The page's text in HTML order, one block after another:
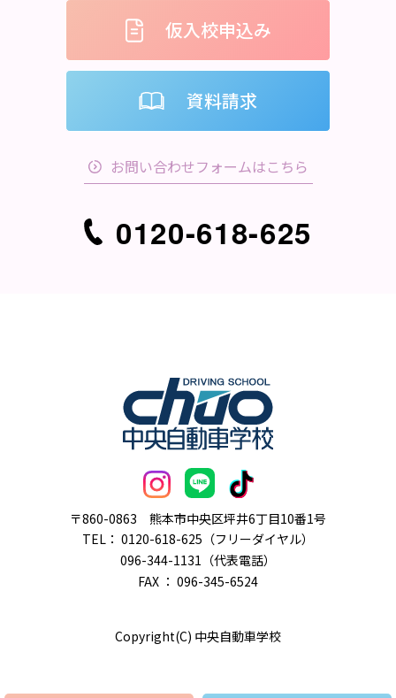
仮入校申込み
資料請求
お問い合わせフォームはこちら
0120-618-625
〒860-0863 熊本市中央区坪井6丁目10番1号
TEL： 0120-618-625（フリーダイヤル）
096-344-1131（代表電話）
FAX ： 096-345-6524
Copyright(C) 中央自動車学校